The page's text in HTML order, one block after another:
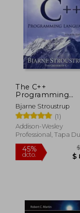
dcto.
The C++
Programming
Language 4Th
(en Inglés)
Bjarne Stroustrup
(1)
Addison-Wesley
Professional, Tapa
Nuevo